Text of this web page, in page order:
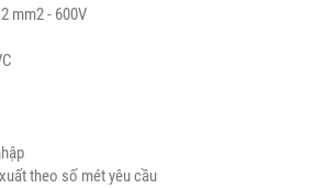
mm2 - 600V
theo số mét yêu cầu